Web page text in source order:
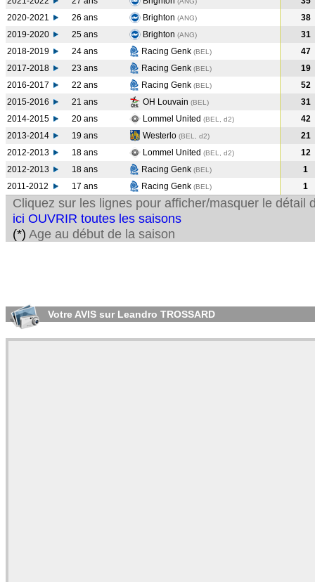
2020-2021
26 ans Brighton (ANG)
38
2019-2020
25 ans Brighton (ANG)
31
2018-2019
24 ans Racing Genk (BEL )
47
2017-2018
23 ans Racing Genk (BEL )
19
2016-2017
22 ans Racing Genk (BEL )
52
2015-2016
21 ans OH Louvain (BEL )
31
2014-2015
20 ans Lommel United (BEL, d2)
42
2013-2014
19 ans Westerlo (BEL, d2)
21
2012-2013
18 ans Lommel United (BEL, d2)
12
2012-2013
18 ans Racing Genk (BEL )
1
2011-2012
17 ans Racing Genk (BEL ) 1
Cliquez sur les lignes pour afficher/masquer le détail
ici OUVRIR toutes les saisons
(*) Age au début de la saison
Votre AVIS sur Leandro TROSSARD